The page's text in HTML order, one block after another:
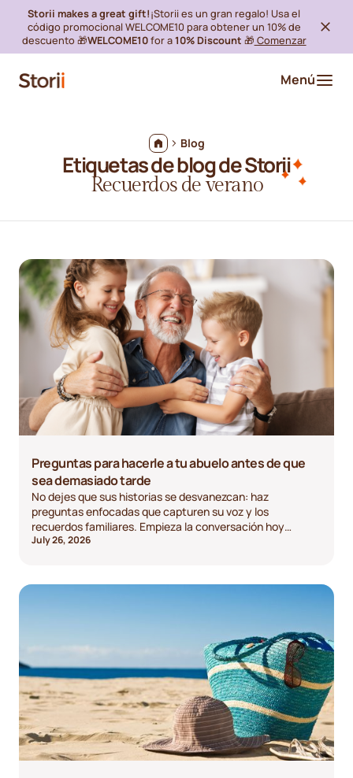
Storii makes a great gift!¡Storii es un gran regalo! Usa el
código promocional WELCOME10 para obtener un 10% de
descuento 🎁WELCOME10for a10% Discount 🎁 Comenzar
Menú
Blog
Etiquetas de blog de Storii
Recuerdos de verano
Preguntas para hacerle a tu abuelo antes de que
sea demasiado tarde
No dejes que sus historias se desvanezcan: haz
preguntas enfocadas que capturen su voz y los
recuerdos familiares. Empieza la conversación hoy
mismo.
July 26, 2026